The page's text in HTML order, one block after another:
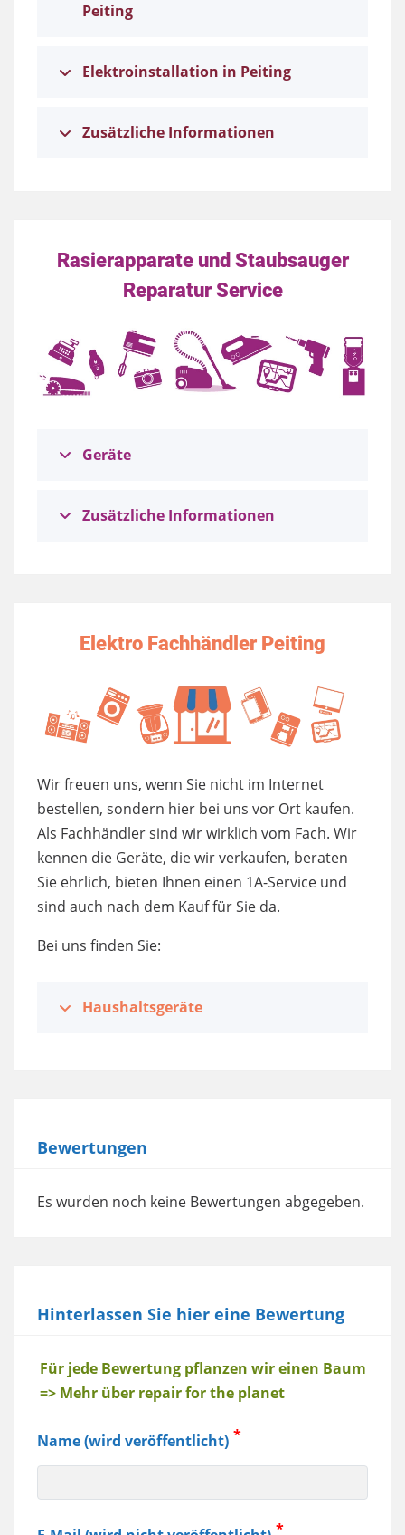
Peiting
Elektroinstallation in Peiting
Zusätzliche Informationen
Rasierapparate und Staubsauger
Reparatur Service
Geräte
Zusätzliche Informationen
Elektro Fachhändler Peiting
Wir freuen uns, wenn Sie nicht im Internet
bestellen, sondern hier bei uns vor Ort kaufen.
Als Fachhändler sind wir wirklich vom Fach. Wir
kennen die Geräte, die wir verkaufen, beraten
Sie ehrlich, bieten Ihnen einen 1A-Service und
sind auch nach dem Kauf für Sie da.
Bei uns finden Sie:
Haushaltsgeräte
Bewertungen
Es wurden noch keine Bewertungen abgegeben.
Hinterlassen Sie hier eine Bewertung
Baum
Für jede Bewertung pflanzen wir einen Baum
=> Mehr über repair for the planet
Name (wird veröffentlicht)